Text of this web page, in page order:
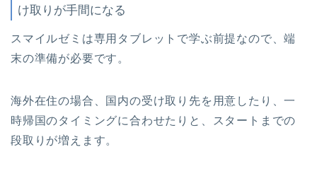
け取りが手間になる
スマイルゼミは専用タブレットで学ぶ前提なので、端
末の準備が必要です。
海外在住の場合、国内の受け取り先を用意したり、一
時帰国のタイミングに合わせたりと、スタートまでの
段取りが増えます。